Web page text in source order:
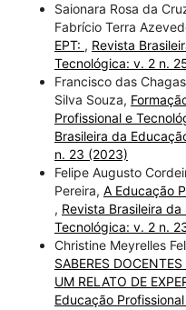
Saionara Rosa da
Fabrício Terra
EPT: , Revista
Tecnológica: v. 2 n.
Francisco das
Silva Souza,
Profissional e
Brasileira da
n. 23 (2023)
Felipe Augusto
Pereira, A Educação
, Revista Brasileira
Tecnológica: v. 2 n.
Christine Meyrelles
SABERES
UM RELATO DE
Educação